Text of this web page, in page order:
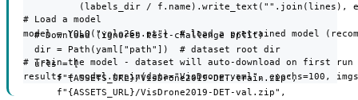
(labels_dir / f.name).write_text("".join(lines),
  # Download (ignores test-challenge split)
  dir = Path(yaml["path"])  # dataset root dir
  urls = [
      f"{ASSETS_URL}/VisDrone2019-DET-train.zip",
      f"{ASSETS_URL}/VisDrone2019-DET-val.zip",
# Load a model
model = YOLO("yolo26n.pt")  # load a pretrained model
# Train the model - dataset will auto-download on first run
results = model.train(data="VisDrone.yaml", epochs=100,